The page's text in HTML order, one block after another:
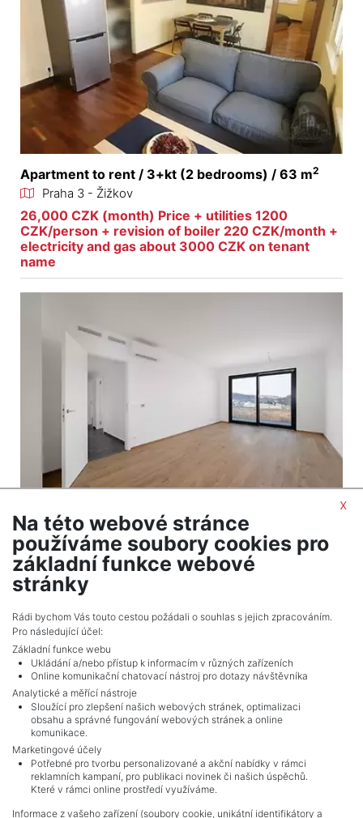
Apartment to rent / 3+kt (2 bedrooms) / 63 m2
Praha 3 - Žižkov
26,000 CZK (month) Price + utilities 1200
CZK/person + revision of boiler 220 CZK/month +
electricity and gas about 3000 CZK on tenant
name
Apartment for sale / 3+kt (2 bedrooms) / 97 m
Praha 4 - Modřany
17,946,000 CZK (real estate) Price
Adverts total10.
NAVIGACE
Terms and conditions
x
Na této webové stránce
používáme soubory cookies pro
základní funkce webové
stránky
Rádi bychom Vás touto cestou požádali o souhlas s jejich zpracováním.
Pro následující účel:
Základní funkce webu
Ukládání a/nebo přístup k informacím v různých zařízeních
Online komunikační chatovací nástroj pro dotazy návštěvníka
Analytické a měřící nástroje
Sloužící pro zlepšení našich webových stránek, optimalizaci
obsahu a správné fungování webových stránek a online
komunikace.
Marketingové účely
Potřebné pro tvorbu personalizované a akční nabídky v rámci
reklamních kampaní, pro publikaci novinek či našich úspěchů.
Které v rámci online prostředí využíváme.
Informace z vašeho zařízení (soubory cookie, unikátní identifikátory a